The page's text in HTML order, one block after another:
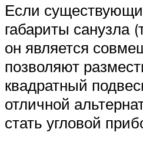
Если
габариты санузла
он является
позволяют
квадратный
отличной
стать угловой